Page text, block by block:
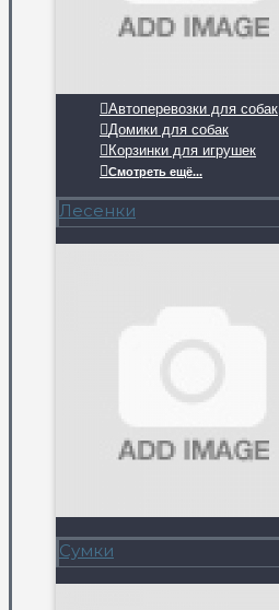
Автоперевозки для собак
Домики для собак
Корзинки для игрушек
Смотреть ещё...
Лесенки
Сумки